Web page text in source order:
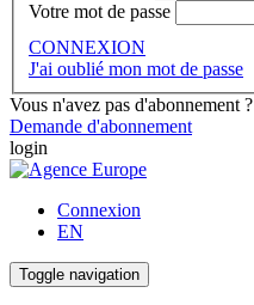
Votre mot de passe
CONNEXION
J'ai oublié mon mot de passe
Vous n'avez pas d'abonnement ?
Demande d'abonnement
login
Connexion
EN
Toggle navigation